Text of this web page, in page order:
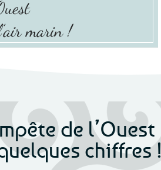
marin !
de l’Ouest
chiffres !